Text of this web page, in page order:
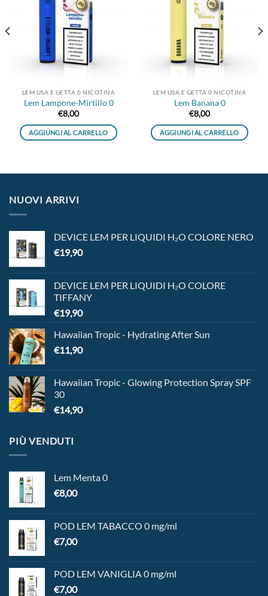
LEM USA E GETTA 0 NICOTINA
Lem Lampone-Mirtillo 0
€8,00
AGGIUNGI AL CARRELLO
LEM USA E GETTA 0 NICOTINA
Lem Banana 0
€8,00
AGGIUNGI AL CARRELLO
NUOVI ARRIVI
DEVICE LEM PER LIQUIDI H₂O COLORE NERO
€19,90
DEVICE LEM PER LIQUIDI H₂O COLORE
TIFFANY
€19,90
Hawaiian Tropic - Hydrating After Sun
€11,90
Hawaiian Tropic - Glowing Protection Spray SPF
30
€14,90
PIÙ VENDUTI
Lem Menta 0
€8,00
POD LEM TABACCO 0 mg/ml
€7,00
POD LEM VANIGLIA 0 mg/ml
€7,00